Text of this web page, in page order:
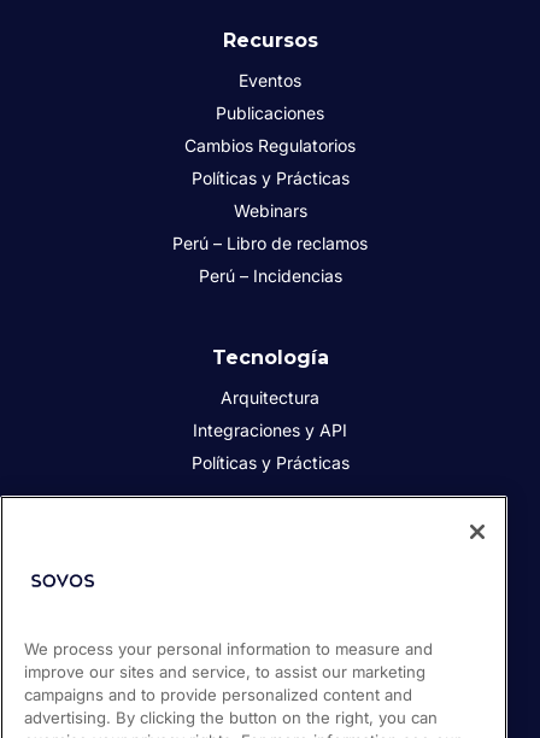
Recursos
Eventos
Publicaciones
Cambios Regulatorios
Políticas y Prácticas
Webinars
Perú – Libro de reclamos
Perú – Incidencias
Tecnología
Arquitectura
Integraciones y API
Políticas y Prácticas
Responsabilidad social
Soporte / Portal de clientes
Empleos
We process your personal information to measure and
improve our sites and service, to assist our marketing
campaigns and to provide personalized content and
advertising. By clicking the button on the right, you can